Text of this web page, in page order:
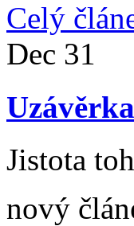
Celý
Dec 31
Jistota
nový